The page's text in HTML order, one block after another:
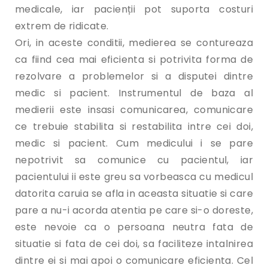
medicale, iar pacienții pot suporta costuri
extrem de ridicate.
Ori, in aceste conditii, medierea se contureaza
ca fiind cea mai eficienta si potrivita forma de
rezolvare a problemelor si a disputei dintre
medic si pacient. Instrumentul de baza al
medierii este insasi comunicarea, comunicare
ce trebuie stabilita si restabilita intre cei doi,
medic si pacient. Cum medicului i se pare
nepotrivit sa comunice cu pacientul, iar
pacientului ii este greu sa vorbeasca cu medicul
datorita caruia se afla in aceasta situatie si care
pare a nu-i acorda atentia pe care si-o doreste,
este nevoie ca o persoana neutra fata de
situatie si fata de cei doi, sa faciliteze intalnirea
dintre ei si mai apoi o comunicare eficienta. Cel